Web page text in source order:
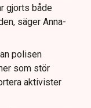
gjorts både
säger Anna-
polisen
som stör
aktivister